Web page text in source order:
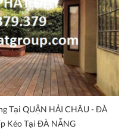
Tại QUẬN HẢI CHÂU - ĐÀ
Kéo Tại ĐÀ NẴNG